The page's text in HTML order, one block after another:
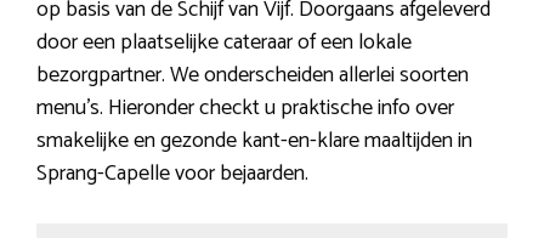
op basis van de Schijf van Vijf. Doorgaans afgeleverd
door een plaatselijke cateraar of een lokale
bezorgpartner. We onderscheiden allerlei soorten
menu’s. Hieronder checkt u praktische info over
smakelijke en gezonde kant-en-klare maaltijden in
Sprang-Capelle voor bejaarden.